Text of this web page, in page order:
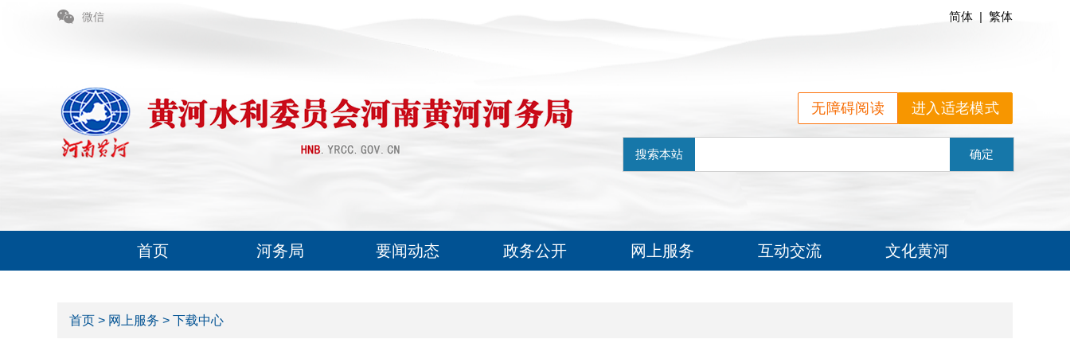
微信 简体 | 繁体
进入适老模式
无障碍阅读
搜索本站 确定
首页 河务局 要闻动态 政务公开 网上服务 互动交流 文化黄河
首页 > 网上服务 > 下载中心